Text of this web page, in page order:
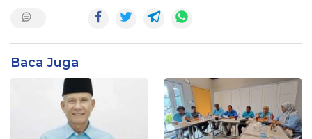
Baca Juga